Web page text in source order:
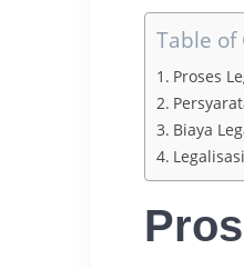
Table of
Proses
Biaya